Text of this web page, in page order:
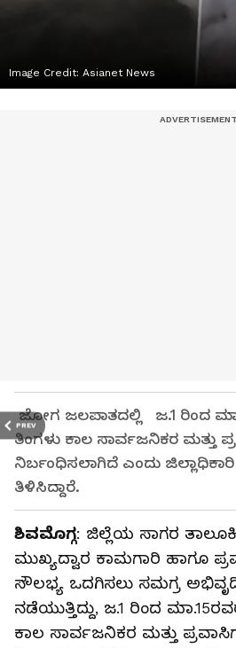
PREV
Image Credit: Asianet News
ಜೋಗ ಜಲಪಾತದಲ್ಲಿ ಜ.1 ರಿಂದ
ತಿಂಗಳು ಕಾಲ ಸಾರ್ವಜನಿಕರ ಮತ್ತು
ನಿರ್ಬಂಧಿಸಲಾಗಿದೆ ಎಂದು ಜಿಲ್ಲಾಧಿಕಾರಿ
ತಿಳಿಸಿದ್ದಾರೆ.
ಶಿವಮೊಗ್ಗ: ಜಿಲ್ಲೆಯ ಸಾಗರ
ಮುಖ್ಯದ್ವಾರ ಕಾಮಗಾರಿ ಹಾಗೂ
ಸೌಲಭ್ಯ ಒದಗಿಸಲು ಸಮಗ್ರ
ನಡೆಯುತ್ತಿದ್ದು, ಜ.1 ರಿಂದ
ಕಾಲ ಸಾರ್ವಜನಿಕರ ಮತ್ತು